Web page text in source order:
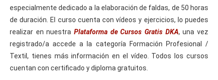
especialmente dedicado a la elaboración de faldas, de 50 horas
de duración. El curso cuenta con vídeos y ejercicios, lo puedes
realizar en nuestra Plataforma de Cursos Gratis DKA, una vez
registrado/a accede a la categoría Formación Profesional /
Textil, tienes más información en el vídeo. Todos los cursos
cuentan con certificado y diploma gratuitos.